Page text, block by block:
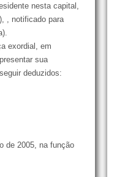
nesta capital,
, notificado para
exordial, em
sua
deduzidos:
de 2005, na função